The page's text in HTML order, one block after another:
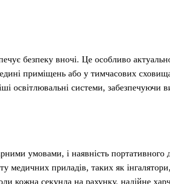
безпеку вночі. Це особливо
приміщень або у тимчасових
освітлювальні системи, забезпечуючи
умовами, і наявність портативного
медичних приладів, таких як
кожна секунда на рахунку, надійне